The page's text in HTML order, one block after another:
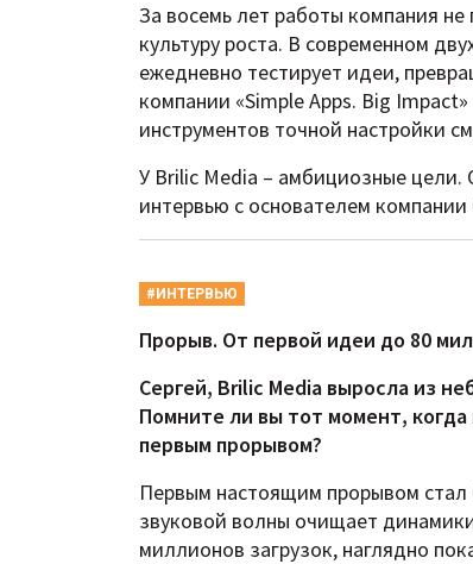
За восемь лет работы компания
культуру роста. В современном
ежедневно тестирует идеи,
компании «Simple Apps. Big
инструментов точной настройки
У Brilic Media – амбициозные цели.
интервью с основателем
#ИНТЕРВЬЮ
Прорыв. От первой идеи до 80
Сергей, Brilic Media выросла из
Помните ли вы тот момент,
первым прорывом?
Первым настоящим прорывом
звуковой волны очищает
миллионов загрузок, наглядно